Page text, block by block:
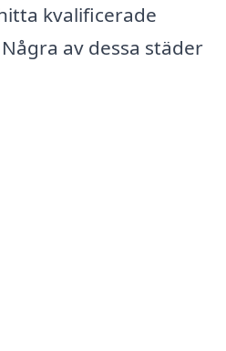
kvalificerade
av dessa städer